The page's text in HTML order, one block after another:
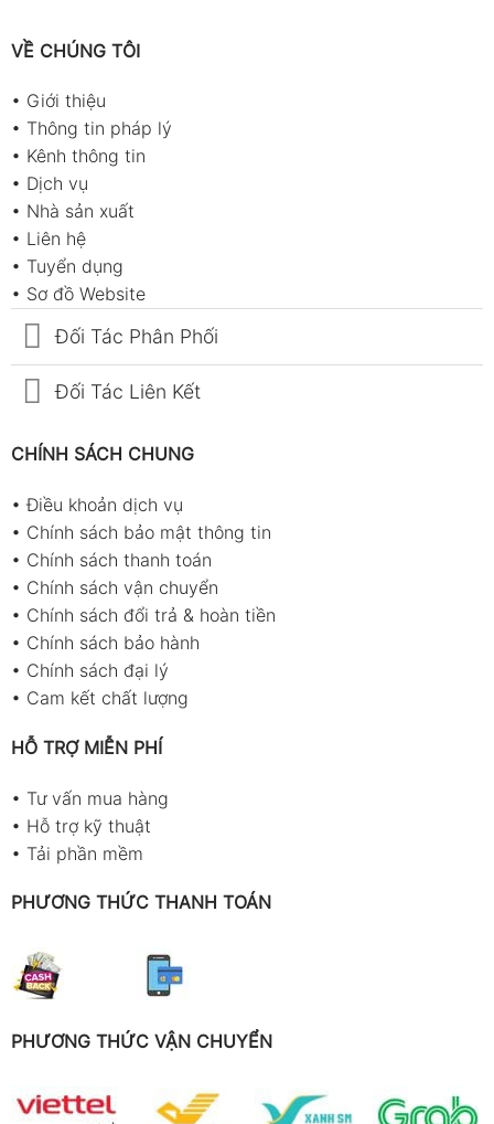
VỀ CHÚNG TÔI
• Giới thiệu
• Thông tin pháp lý
• Kênh thông tin
• Dịch vụ
• Nhà sản xuất
• Liên hệ
• Tuyển dụng
• Sơ đồ Website
Đối Tác Phân Phối
Đối Tác Liên Kết
CHÍNH SÁCH CHUNG
•Điều khoản dịch vụ
• Chính sách bảo mật thông tin
• Chính sách thanh toán
• Chính sách vận chuyển
• Chính sách đổi trả & hoàn tiền
• Chính sách bảo hành
• Chính sách đại lý
• Cam kết chất lượng
HỖ TRỢ MIỄN PHÍ
• Tư vấn mua hàng
• Hỗ trợ kỹ thuật
• Tải phần mềm
PHƯƠNG THỨC THANH TOÁN
PHƯƠNG THỨC VẬN CHUYỂN